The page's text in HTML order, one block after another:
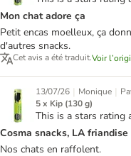
Mon chat adore ça
Petit encas moelleux, ça
d'autres snacks.
Cet avis a été traduit.Voir
13/07/26 | Monique |
5 x Kip (130 g)
This is a stars rating
Cosma snacks, LA friandise
Nos chats en raffolent.